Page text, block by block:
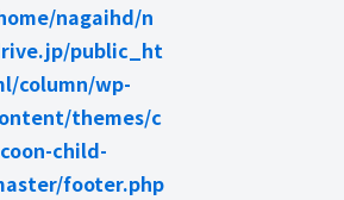
nagaihd/n
public_ht
column/wp-
themes/c
child-
footer.php